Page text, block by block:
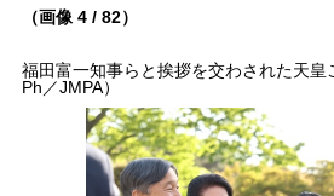
（画像 4 / 82）
福田富一知事らと挨拶を交わされた天皇
Ph／JMPA）